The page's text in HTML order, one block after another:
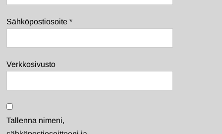
Sähköpostiosoite*
Verkkosivusto
Tallenna nimeni,